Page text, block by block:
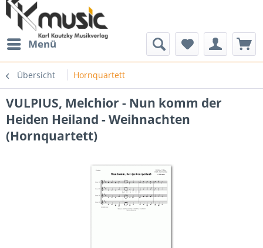
Menü
Übersicht Hornquartett
VULPIUS, Melchior - Nun komm der
Heiden Heiland - Weihnachten
(Hornquartett)